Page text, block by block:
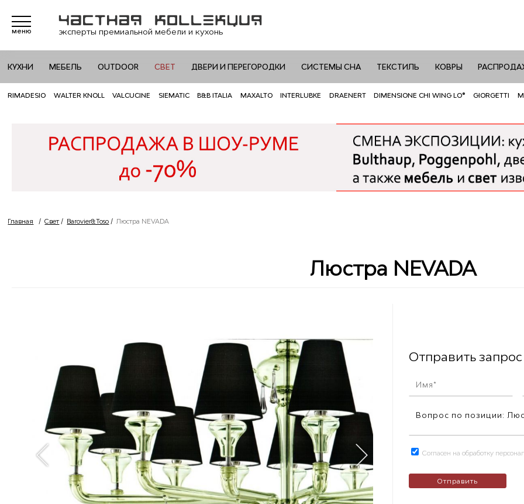
меню эксперты премиальной мебели и кухонь
КУХНИ МЕБЕЛЬ OUTDOOR СВЕТ ДВЕРИ И ПЕРЕГОРОДКИ СИСТЕМЫ СНА ТЕКСТИЛЬ КОВРЫ
RIMADESIO WALTER KNOLL VALCUCINE SIEMATIC B&B ITALIA MAXALTO INTERLUBKE DRAENERT DIMENSIONE CHI WING LO® GIORGETTI
Главная /Свет/ Barovier&Toso / Люстра NEVADA
Люстра NEVADA
Отправить запрос
Согласен на обработку